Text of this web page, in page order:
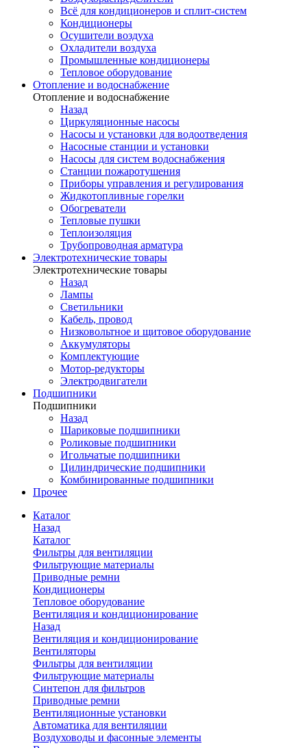
Всё для кондиционеров и сплит-систем
Кондиционеры
Осушители воздуха
Охладители воздуха
Промышленные кондиционеры
Тепловое оборудование
Отопление и водоснабжение
Отопление и водоснабжение
Назад
Циркуляционные насосы
Насосы и установки для водоотведения
Насосные станции и установки
Насосы для систем водоснабжения
Станции пожаротушения
Приборы управления и регулирования
Жидкотопливные горелки
Обогреватели
Тепловые пушки
Теплоизоляция
Трубопроводная арматура
Электротехнические товары
Электротехнические товары
Назад
Лампы
Светильники
Кабель, провод
Низковольтное и щитовое оборудование
Аккумуляторы
Комплектующие
Мотор-редукторы
Электродвигатели
Подшипники
Подшипники
Назад
Шариковые подшипники
Роликовые подшипники
Игольчатые подшипники
Цилиндрические подшипники
Комбинированные подшипники
Прочее
Каталог
Назад
Каталог
Фильтры для вентиляции
Фильтрующие материалы
Приводные ремни
Кондиционеры
Тепловое оборудование
Вентиляция и кондиционирование
Назад
Вентиляция и кондиционирование
Вентиляторы
Фильтры для вентиляции
Фильтрующие материалы
Синтепон для фильтров
Приводные ремни
Вентиляционные установки
Автоматика для вентиляции
Воздуховоды и фасонные элементы